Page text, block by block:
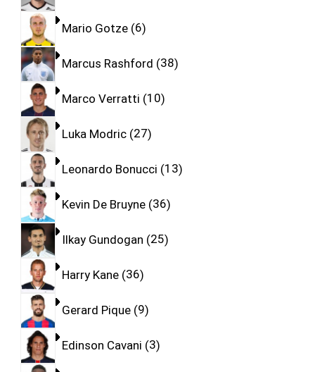
Mario Gotze 6
Marcus Rashford 38
Marco Verratti 10
Luka Modric 27
Leonardo Bonucci 13
Kevin De Bruyne 36
Ilkay Gundogan 25
Harry Kane 36
Gerard Pique 9
Edinson Cavani 3